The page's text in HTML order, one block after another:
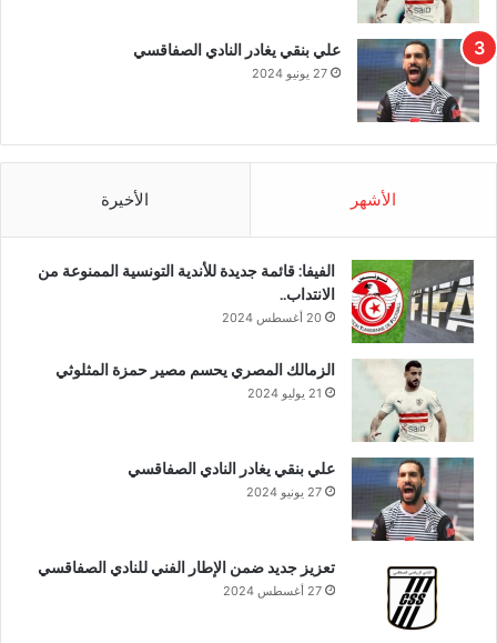
علي بنقي يغادر النادي الصفاقسي
27 يونيو 2024
الأشهر الأخيرة
الفيفا: قائمة جديدة للأندية التونسية الممنوعة من
الانتداب..
20 أغسطس 2024
الزمالك المصري يحسم مصير حمزة المثلوثي
21 يوليو 2024
علي بنقي يغادر النادي الصفاقسي
27 يونيو 2024
تعزيز جديد ضمن الإطار الفني للنادي الصفاقسي
27 أغسطس 2024